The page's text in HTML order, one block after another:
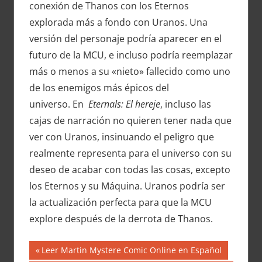
conexión de Thanos con los Eternos
explorada más a fondo con Uranos. Una
versión del personaje podría aparecer en el
futuro de la MCU, e incluso podría reemplazar
más o menos a su «nieto» fallecido como uno
de los enemigos más épicos del
universo. En Eternals: El hereje, incluso las
cajas de narración no quieren tener nada que
ver con Uranos, insinuando el peligro que
realmente representa para el universo con su
deseo de acabar con todas las cosas, excepto
los Eternos y su Máquina. Uranos podría ser
la actualización perfecta para que la MCU
explore después de la derrota de Thanos.
Navegación
Entrada
Leer Martin Mystere Comic Online en Español